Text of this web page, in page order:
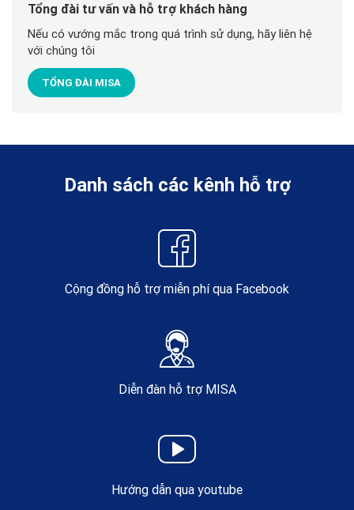
Tổng đài tư vấn và hỗ trợ khách hàng
Nếu có vướng mắc trong quá trình sử dụng, hãy liên hệ
với chúng tôi
TỔNG ĐÀI MISA
Danh sách các kênh hỗ trợ
Cộng đồng hỗ trợ miễn phí qua Facebook
Diễn đàn hỗ trợ MISA
Hướng dẫn qua youtube